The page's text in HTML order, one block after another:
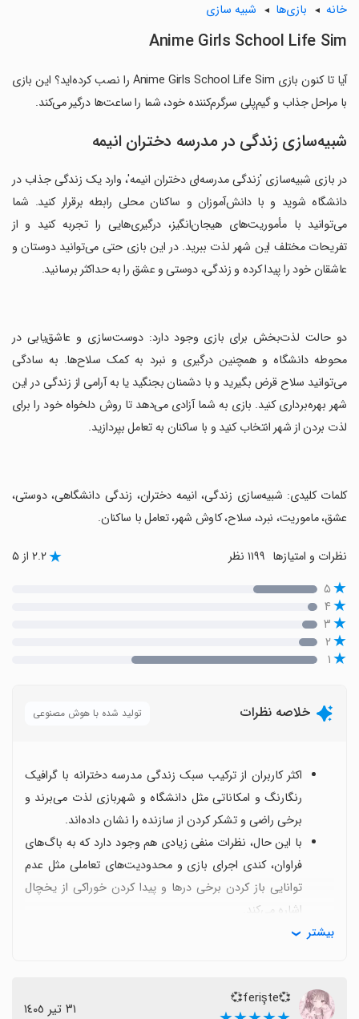
خانه بازی‌ها شبیه سازی
Anime Girls School Life Sim
آیا تا کنون بازی Anime Girls School Life Sim را نصب کرده‌اید؟ این بازی
با مراحل جذاب و گیم‌پلی سرگرم‌کننده خود، شما را ساعت‌ها درگیر می‌کند.
شبیه‌سازی زندگی در مدرسه دختران انیمه
در بازی شبیه‌سازی 'زندگی مدرسه‌ای دختران انیمه'، وارد یک زندگی جذاب در
دانشگاه شوید و با دانش‌آموزان و ساکنان محلی رابطه برقرار کنید. شما
می‌توانید با مأموریت‌های هیجان‌انگیز، درگیری‌هایی را تجربه کنید و از
تفریحات مختلف این شهر لذت ببرید. در این بازی حتی می‌توانید دوستان و
عاشقان خود را پیدا کرده و زندگی، دوستی و عشق را به حداکثر برسانید.
‏دو حالت لذت‌بخش برای بازی وجود دارد: دوست‌سازی و عاشق‌یابی در
محوطه دانشگاه و همچنین درگیری و نبرد به کمک سلاح‌ها. به سادگی
می‌توانید سلاح‌ قرض بگیرید و با دشمنان بجنگید یا به آرامی از زندگی در این
شهر بهره‌برداری کنید. بازی به شما آزادی می‌دهد تا روش دلخواه خود را برای
لذت بردن از شهر انتخاب کنید و با ساکنان به تعامل بپردازید.
‏کلمات کلیدی: شبیه‌سازی زندگی، انیمه دختران، زندگی دانشگاهی، دوستی،
عشق، ماموریت، نبرد، سلاح، کاوش شهر، تعامل با ساکنان.
نظرات و امتیازها ۲.۲ از ۵
۵
۴
۳
۲
۱
خلاصه نظرات تولید شده با هوش مصنوعی
اکثر کاربران از ترکیب سبک زندگی مدرسه دخترانه با گرافیک
رنگارنگ و امکاناتی مثل دانشگاه و شهربازی لذت می‌برند و
برخی راضی و تشکر کردن از سازنده را نشان داده‌اند.
با این حال، نظرات منفی زیادی هم وجود دارد که به باگ‌های
فراوان، کندی اجرای بازی و محدودیت‌های تعاملی مثل عدم
توانایی باز کردن برخی درها و پیدا کردن خوراکی از یخچال
اشاره می‌کند.
برخی کاربران از شباهت زیاد تصاویر با بازی‌های دیگر مانند
برخی مشکلات فنی مانند دوربین نامناسب، کنترل‌های
بیشتر
💞ferişte💞
٣١ تیر ١٤٠٥